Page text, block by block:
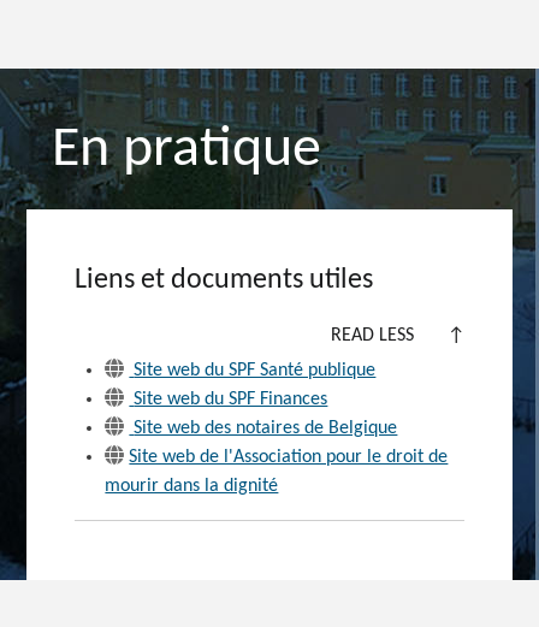
En pratique
Liens et documents utiles
READ LESS
↑
Site web du SPF Santé publique
Site web du SPF Finances
Site web des notaires de Belgique
Site web de l'Association pour le droit de
mourir dans la dignité